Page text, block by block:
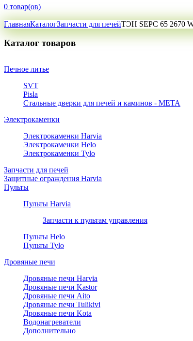
0 товар(ов)
ГлавнаяКаталогЗапчасти для печейТЭН SEPC 65 2670
Каталог товаров
Печное литье
SVT
Pisla
Стальные дверки для печей и каминов - META
Электрокаменки
Электрокаменки Harvia
Электрокаменки Helo
Электрокаменки Tylo
Запчасти для печей
Защитные ограждения Harvia
Пульты
Пульты Harvia
Запчасти к пультам управления
Пульты Helo
Пульты Tylo
Дровяные печи
Дровяные печи Harvia
Дровяные печи Kastor
Дровяные печи Aito
Дровяные печи Tulikivi
Дровяные печи Kota
Водонагреватели
Дополнительно